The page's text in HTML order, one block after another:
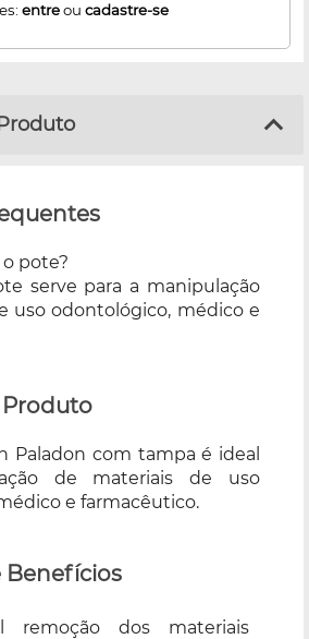
entreou cadastre-se
pote?
serve para a manipulação
uso odontológico, médico e
Produto
Paladon com tampa é ideal
de materiais de uso
e farmacêutico.
Benefícios
remoção dos materiais